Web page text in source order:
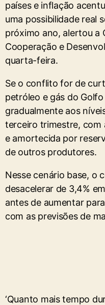
países ⁠e inflação
uma possibilidade real
próximo ‌ano, alertou a
Cooperação e
quarta-feira.
Se o conflito for de
petróleo e gás do
gradualmente aos
terceiro ‌trimestre, com
e amortecida por
de outros produtores.
Nesse cenário base, o
desacelerar de 3,4%
antes de aumentar
com as previsões de
‘Quanto mais tempo